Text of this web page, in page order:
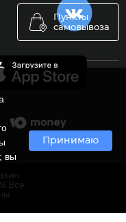
Пункты
самовывоза
вы
Принимаю
Все